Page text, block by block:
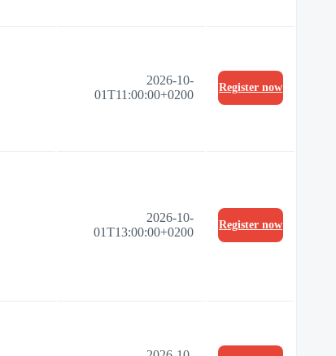
2026-10-
01T11:00:00+0200
Register now
2026-10-
01T13:00:00+0200
Register now